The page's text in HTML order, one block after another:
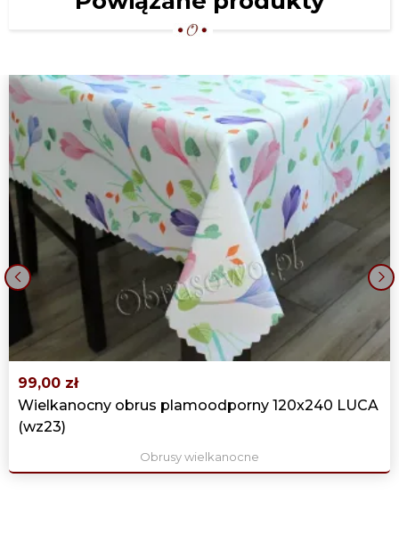
99,00 zł
Wielkanocny obrus plamoodporny 120x240 LUCA
(wz23)
Obrusy wielkanocne